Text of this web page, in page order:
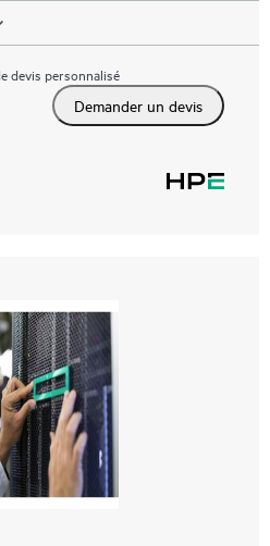
devis personnalisé
Demander un devis